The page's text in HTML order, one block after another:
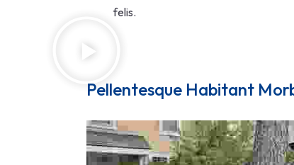
felis.
Pellentesque Habitant